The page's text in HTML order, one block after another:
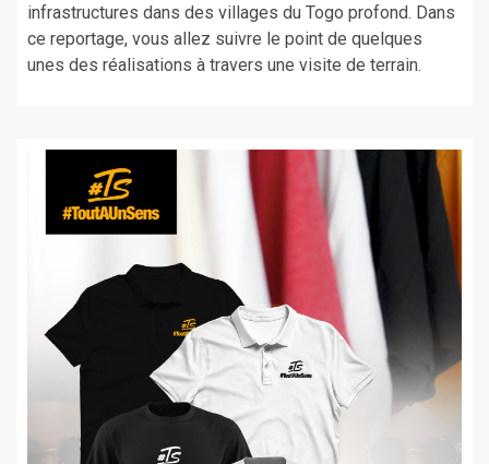
infrastructures dans des villages du Togo profond. Dans
ce reportage, vous allez suivre le point de quelques
unes des réalisations à travers une visite de terrain.